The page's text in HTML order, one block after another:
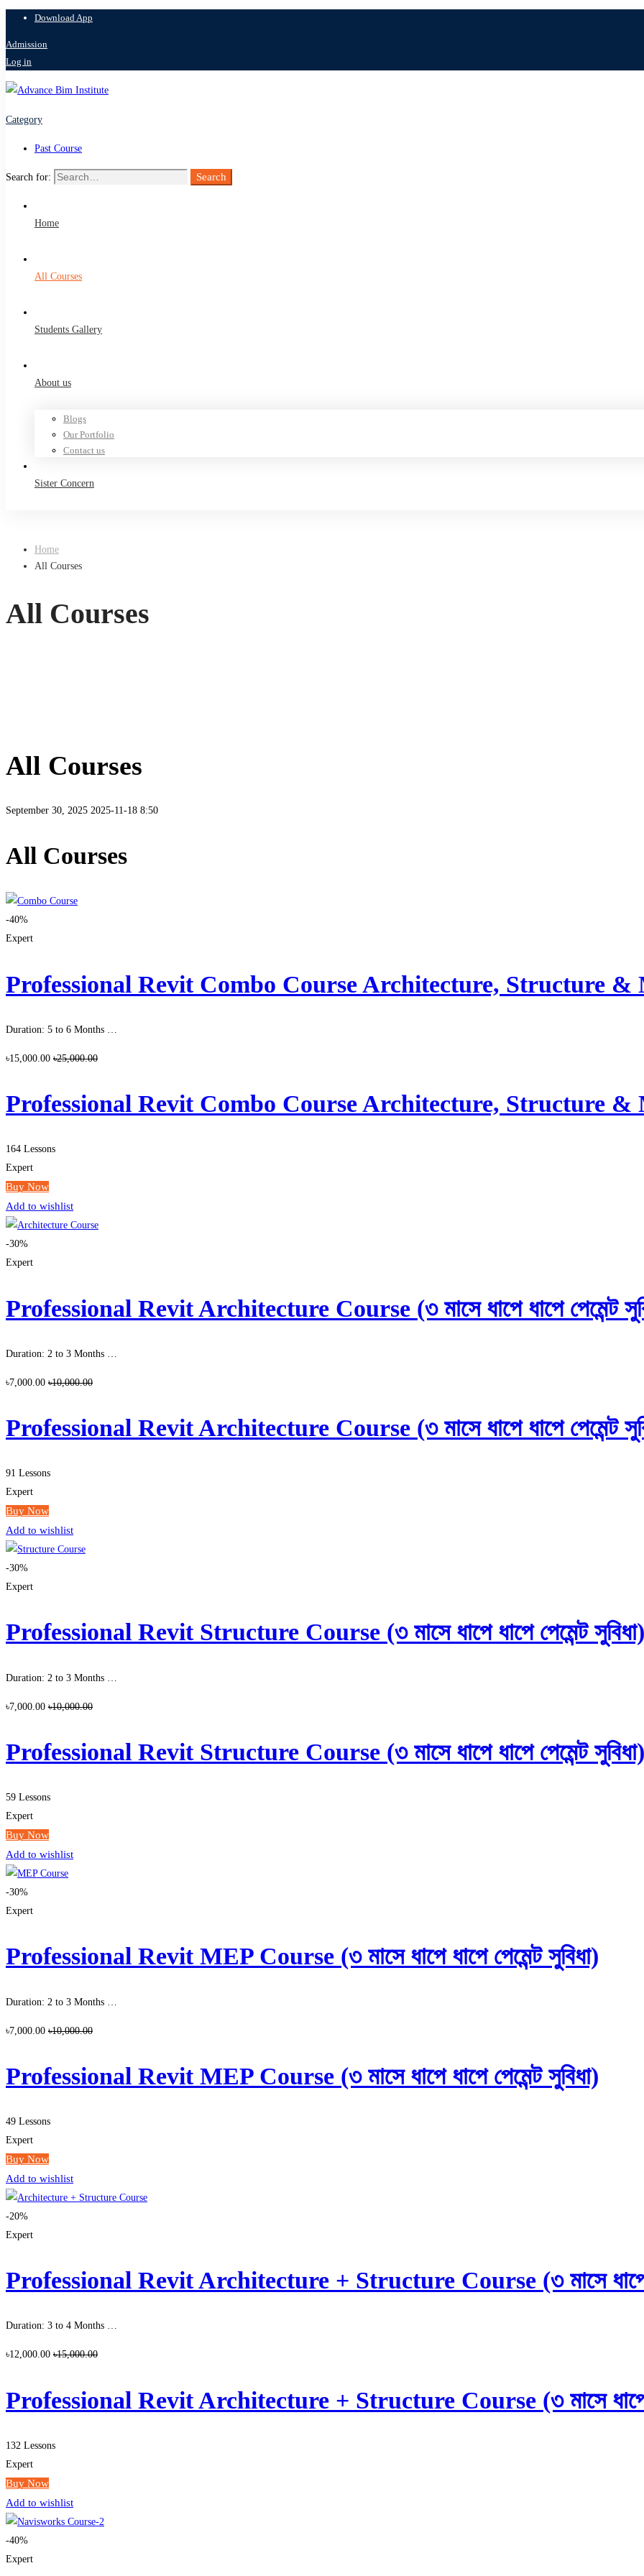
Download App
Admission
Log in
Category
Past Course
Search for: Search
Home
All Courses
Students Gallery
About us
Blogs
Our Portfolio
Contact us
Sister Concern
Home
All Courses
All Courses
All Courses
September 30, 2025 2025-11-18 8:50
All Courses
-40%
Expert
Professional Revit Combo Course Architecture, Structure & MEP
Duration: 5 to 6 Months …
৳15,000.00 ৳25,000.00
Professional Revit Combo Course Architecture, Structure & MEP
164 Lessons
Expert
Buy Now
Add to wishlist
-30%
Expert
Professional Revit Architecture Course (৩ মাসে ধাপে ধাপে পেমেন্ট
Duration: 2 to 3 Months …
৳7,000.00 ৳10,000.00
Professional Revit Architecture Course (৩ মাসে ধাপে ধাপে পেমেন্ট
91 Lessons
Expert
Buy Now
Add to wishlist
-30%
Expert
Professional Revit Structure Course (৩ মাসে ধাপে ধাপে পেমেন্ট সুবিধা)
Duration: 2 to 3 Months …
৳7,000.00 ৳10,000.00
Professional Revit Structure Course (৩ মাসে ধাপে ধাপে পেমেন্ট সুবিধা)
59 Lessons
Expert
Buy Now
Add to wishlist
-30%
Expert
Professional Revit MEP Course (৩ মাসে ধাপে ধাপে পেমেন্ট সুবিধা)
Duration: 2 to 3 Months …
৳7,000.00 ৳10,000.00
Professional Revit MEP Course (৩ মাসে ধাপে ধাপে পেমেন্ট সুবিধা)
49 Lessons
Expert
Buy Now
Add to wishlist
-20%
Expert
Professional Revit Architecture + Structure Course (৩ মাসে ধাপে
Duration: 3 to 4 Months …
৳12,000.00 ৳15,000.00
Professional Revit Architecture + Structure Course (৩ মাসে ধাপে
132 Lessons
Expert
Buy Now
Add to wishlist
-40%
Expert